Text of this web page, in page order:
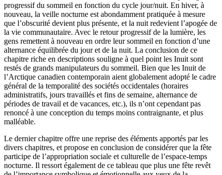
progressif du sommeil en fonction du cycle jour/nuit. En hiver, à
nouveau, la veille nocturne est abondamment pratiquée à mesure
que l’obscurité devient plus présente, et la nuit redevient l’apogée de
la vie communautaire. Avec le retour progressif de la lumière, les
gens remettent à nouveau en ordre leur sommeil en fonction d’une
alternance équilibrée du jour et de la nuit. La conclusion de ce
chapitre riche en descriptions souligne à quel point les Inuit sont
restés de grands manipulateurs du sommeil. Bien que les Inuit de
l’Arctique canadien contemporain aient globalement adopté le cadre
général de la temporalité des sociétés occidentales (horaires
administratifs, jours travaillés et fins de semaine, alternance de
périodes de travail et de vacances, etc.), ils n’ont cependant pas
renoncé à une conception du temps moins contraignante, et plus
malléable.
Le dernier chapitre offre une reprise des éléments apportés par les
divers chapitres, et propose en conclusion de considérer que la fête
participe de l’appropriation sociale et culturelle de l’espace-temps
nocturne. Il ressort également de ce tableau que plus une fête revêt